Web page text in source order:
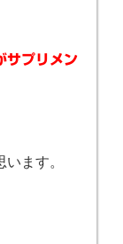
サプリメン
ます。